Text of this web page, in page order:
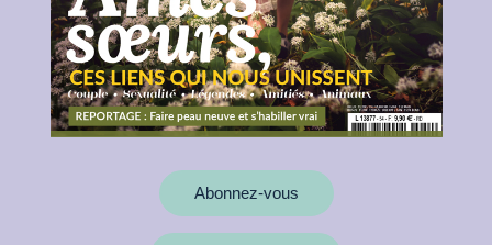
Abonnez-vous